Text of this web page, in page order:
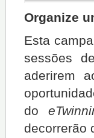
Organize
Esta
sessões
aderirem
do
decorrerão